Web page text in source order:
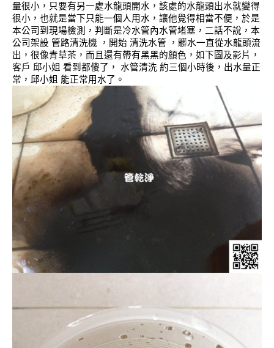
量很小，只要有另一處水龍頭開水，該處的水龍頭出水就變得
很小，也就是當下只能一個人用水，讓他覺得相當不便，於是
本公司到現場檢測，判斷是冷水管內水管堵塞，二話不說，本
公司架設 管路清洗機 ，開始 清洗水管 ，髒水一直從水龍頭流
出，很像青草茶，而且還有帶有黑黑的顏色，如下圖及影片，
客戶 邱小姐 看到都傻了， 水管清洗 約三個小時後，出水量正
常，邱小姐 能正常用水了。